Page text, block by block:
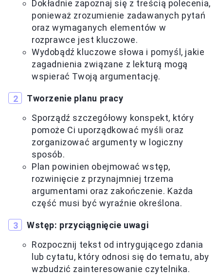
Dokładnie zapoznaj się z treścią polecenia,
ponieważ zrozumienie zadawanych pytań
oraz wymaganych elementów w
rozprawce jest kluczowe.
Wydobądź kluczowe słowa i pomyśl, jakie
zagadnienia związane z lekturą mogą
wspierać Twoją argumentację.
Tworzenie planu pracy
Sporządź szczegółowy konspekt, który
pomoże Ci uporządkować myśli oraz
zorganizować argumenty w logiczny
sposób.
Plan powinien obejmować wstęp,
rozwinięcie z przynajmniej trzema
argumentami oraz zakończenie. Każda
część musi być wyraźnie określona.
Wstęp: przyciągnięcie uwagi
Rozpocznij tekst od intrygującego zdania
lub cytatu, który odnosi się do tematu, aby
wzbudzić zainteresowanie czytelnika.